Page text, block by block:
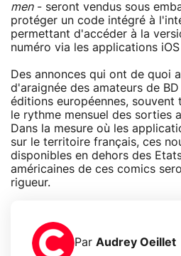
men- seront vendus sous
protéger un code intégré à
permettant d'accéder à la
numéro via les applications
Des annonces qui ont de quoi
d'araignée des amateurs de
éditions européennes, souvent
le rythme mensuel des sorties
Dans la mesure où les
sur le territoire français, ces
disponibles en dehors des
américaines de ces comics
rigueur.
Par Audrey Oeillet